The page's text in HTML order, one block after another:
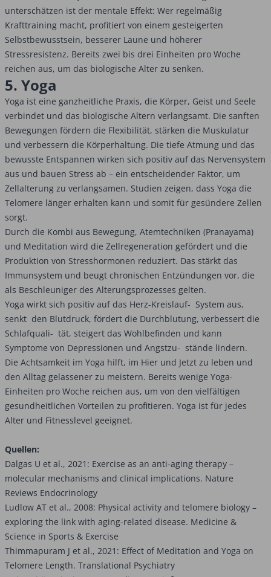
unterschätzen ist der mentale Effekt: Wer regelmäßig
Krafttraining macht, profitiert von einem gesteigerten
Selbstbewusstsein, besserer Laune und höherer
Stressresistenz. Bereits zwei bis drei Einheiten pro Woche
reichen aus, um das biologische Alter zu senken.
5. Yoga
Yoga ist eine ganzheitliche Praxis, die Körper, Geist und Seele
verbindet und das biologische Altern verlangsamt. Die sanften
Bewegungen fördern die Flexibilität, stärken die Muskulatur
und verbessern die Körperhaltung. Die tiefe Atmung und das
bewusste Entspannen wirken sich positiv auf das Nervensystem
aus und bauen Stress ab – ein entscheidender Faktor, um
Zellalterung zu verlangsamen. Studien zeigen, dass Yoga die
Telomere länger erhalten kann und somit für gesündere Zellen
sorgt.
Durch die Kombi aus Bewegung, Atemtechniken (Pranayama)
und Meditation wird die Zellregeneration gefördert und die
Produktion von Stresshormonen reduziert. Das stärkt das
Immunsystem und beugt chronischen Entzündungen vor, die
als Beschleuniger des Alterungsprozesses gelten.
Yoga wirkt sich positiv auf das Herz-Kreislauf- System aus,
senkt den Blutdruck, fördert die Durchblutung, verbessert die
Schlafquali- tät, steigert das Wohlbefinden und kann
Symptome von Depressionen und Angstzu- stände lindern.
Die Achtsamkeit im Yoga hilft, im Hier und Jetzt zu leben und
den Alltag gelassener zu meistern. Bereits wenige Yoga-
Einheiten pro Woche reichen aus, um von den vielfältigen
gesundheitlichen Vorteilen zu profitieren. Yoga ist für jedes
Alter und Fitnesslevel geeignet.
Quellen:
Dalgas U et al., 2021: Exercise as an anti-aging therapy –
molecular mechanisms and clinical implications. Nature
Reviews Endocrinology
Ludlow AT et al., 2008: Physical activity and telomere biology –
exploring the link with aging-related disease. Medicine &
Science in Sports & Exercise
Thimmapuram J et al., 2021: Effect of Meditation and Yoga on
Telomere Length. Translational Psychiatry